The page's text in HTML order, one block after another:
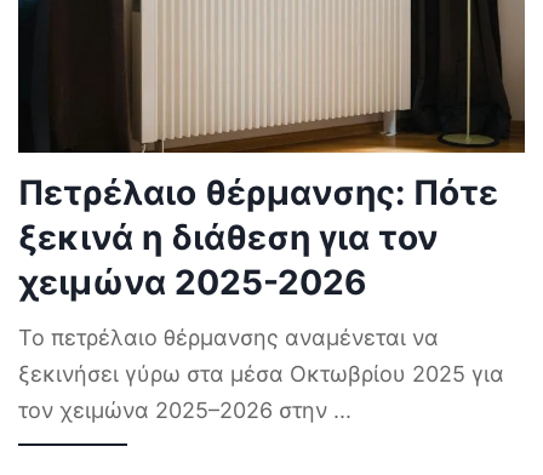
Πετρέλαιο θέρμανσης: Πότε
ξεκινά η διάθεση για τον
χειμώνα 2025-2026
Το πετρέλαιο θέρμανσης αναμένεται να
ξεκινήσει γύρω στα μέσα Οκτωβρίου 2025 για
τον χειμώνα 2025–2026 στην ...